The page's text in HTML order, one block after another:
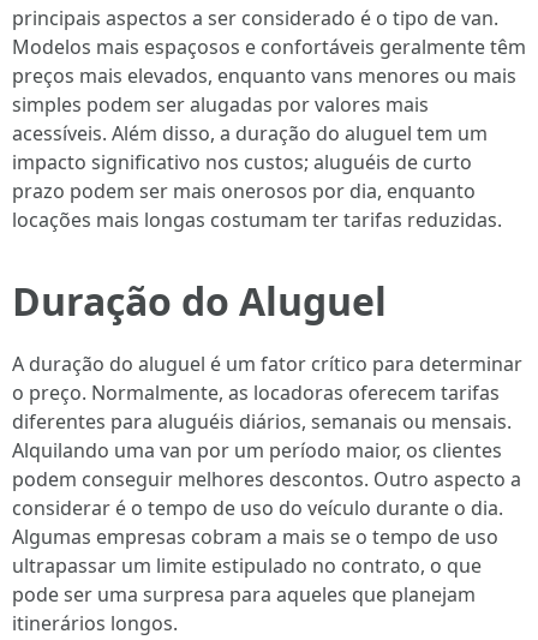
principais aspectos a ser considerado é o tipo de van.
Modelos mais espaçosos e confortáveis geralmente têm
preços mais elevados, enquanto vans menores ou mais
simples podem ser alugadas por valores mais
acessíveis. Além disso, a duração do aluguel tem um
impacto significativo nos custos; aluguéis de curto
prazo podem ser mais onerosos por dia, enquanto
locações mais longas costumam ter tarifas reduzidas.
Duração do Aluguel
A duração do aluguel é um fator crítico para determinar
o preço. Normalmente, as locadoras oferecem tarifas
diferentes para aluguéis diários, semanais ou mensais.
Alquilando uma van por um período maior, os clientes
podem conseguir melhores descontos. Outro aspecto a
considerar é o tempo de uso do veículo durante o dia.
Algumas empresas cobram a mais se o tempo de uso
ultrapassar um limite estipulado no contrato, o que
pode ser uma surpresa para aqueles que planejam
itinerários longos.